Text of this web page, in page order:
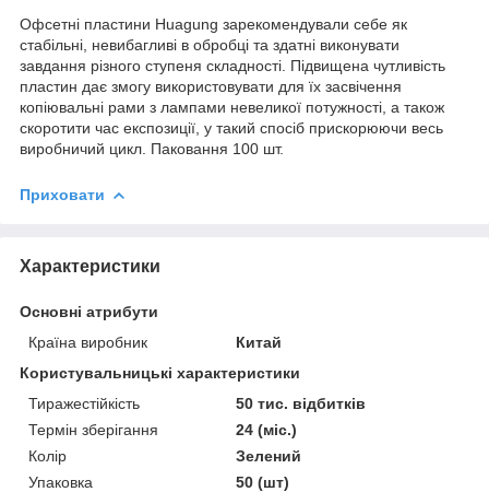
Офсетні пластини Huagung зарекомендували себе як
стабільні, невибагливі в обробці та здатні виконувати
завдання різного ступеня складності. Підвищена чутливість
пластин дає змогу використовувати для їх засвічення
копіювальні рами з лампами невеликої потужності, а також
скоротити час експозиції, у такий спосіб прискорюючи весь
виробничий цикл. Паковання 100 шт.
Приховати
Характеристики
Основні атрибути
Країна виробник
Китай
Користувальницькі характеристики
Тиражестійкість
50 тис. відбитків
Термін зберігання
24 (міс.)
Колір
Зелений
Упаковка
50 (шт)